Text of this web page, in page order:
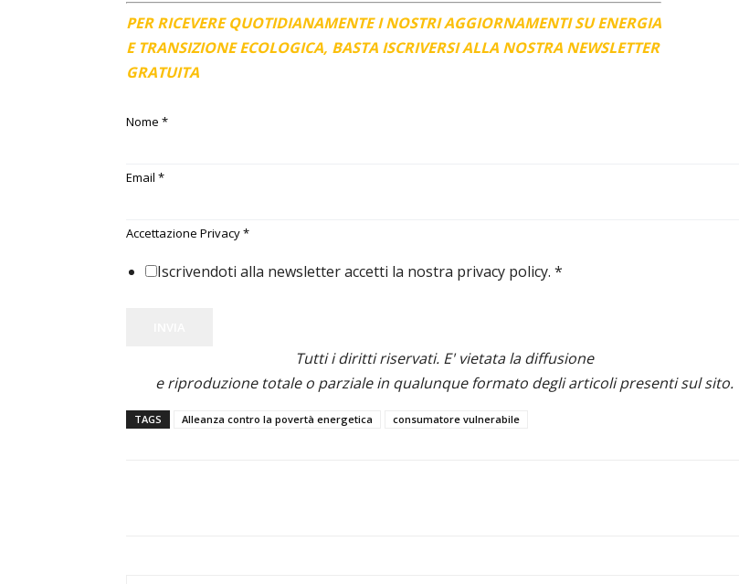
PER RICEVERE QUOTIDIANAMENTE I NOSTRI AGGIORNAMENTI SU ENERGIA
E TRANSIZIONE ECOLOGICA, BASTA ISCRIVERSI ALLA NOSTRA NEWSLETTER
GRATUITA
Nome *
Email *
Accettazione Privacy*
Iscrivendoti alla newsletter accetti la nostra privacy policy. *
Tutti i diritti riservati. E' vietata la diffusione
e riproduzione totale o parziale in qualunque formato degli articoli presenti sul sito.
TAGS Alleanza contro la povertà energetica consumatore vulnerabile